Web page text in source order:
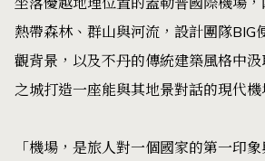
熱帶森林、群山與河流，設計團隊BIG
觀背景，以及不丹的傳統建築風格中
之城打造一座能與其地景對話的現代機
「機場，是旅人對一個國家的第一印象